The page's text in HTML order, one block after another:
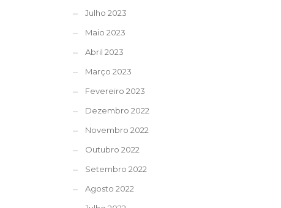
Julho 2023
Maio 2023
Abril 2023
Março 2023
Fevereiro 2023
Dezembro 2022
Novembro 2022
Outubro 2022
Setembro 2022
Agosto 2022